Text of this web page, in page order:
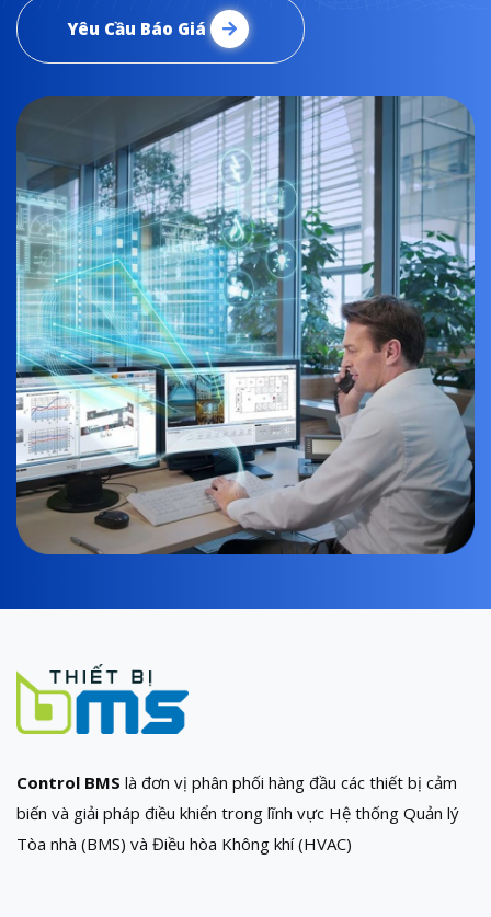
Yêu Cầu Báo Giá
Control BMS là đơn vị phân phối hàng đầu các thiết bị cảm
biến và giải pháp điều khiển trong lĩnh vực Hệ thống Quản lý
Tòa nhà (BMS) và Điều hòa Không khí (HVAC)